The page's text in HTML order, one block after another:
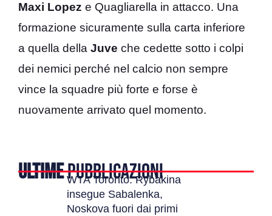
Maxi Lopez e Quagliarella in attacco. Una
formazione sicuramente sulla carta inferiore
a quella della Juve che cedette sotto i colpi
dei nemici perché nel calcio non sempre
vince la squadre più forte e forse è
nuovamente arrivato quel momento.
ULTIMEPUBBLICAZIONI
WTA Toronto: Rybakina
insegue Sabalenka,
Noskova fuori dai primi